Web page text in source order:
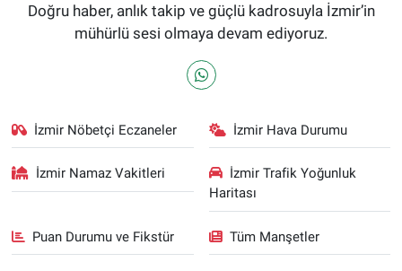
Doğru haber, anlık takip ve güçlü kadrosuyla İzmir’in
mühürlü sesi olmaya devam ediyoruz.
İzmir Nöbetçi Eczaneler İzmir Hava Durumu
İzmir Namaz Vakitleri
İzmir Trafik Yoğunluk
Haritası
Puan Durumu ve Fikstür Tüm Manşetler